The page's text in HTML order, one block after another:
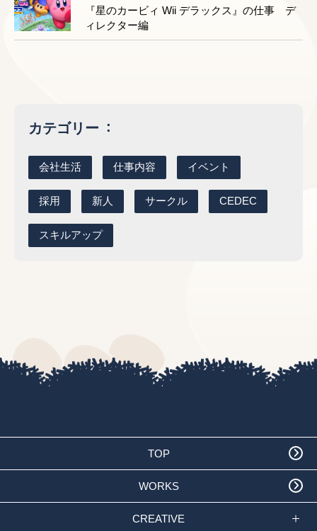
『星のカービィ Wii デラックス』の仕事 デ
ィレクター編
カテゴリー
会社生活 仕事内容 イベント
採用 新人 サークル CEDEC
スキルアップ
TOP
WORKS
CREATIVE